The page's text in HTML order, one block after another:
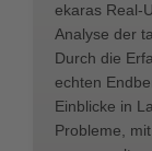
ekaras Real-
Analyse der
Durch die
echten
Einblicke in
Probleme,